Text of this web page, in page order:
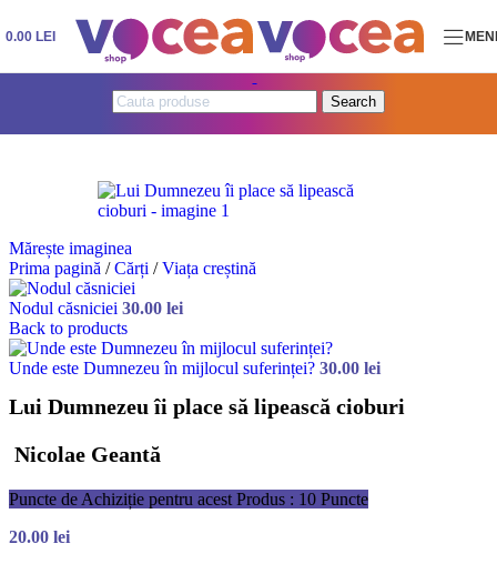
Skip to navigationSkip to main content
0.00 LEI
Search
Mărește imaginea
Prima pagină / Cărți / Viața creștină
Nodul căsniciei 30.00 lei
Back to products
Unde este Dumnezeu în mijlocul suferinței? 30.00 lei
Lui Dumnezeu îi place să lipească cioburi
Nicolae Geantă
Puncte de Achiziție pentru acest Produs : 10 Puncte
20.00 lei